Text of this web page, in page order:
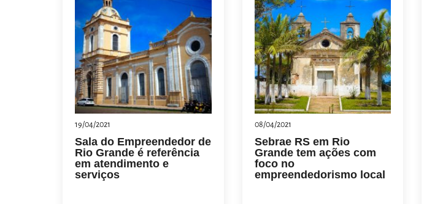
19/04/2021
Sala do Empreendedor de
Rio Grande é referência
em atendimento e
serviços
08/04/2021
Sebrae RS em Rio
Grande tem ações com
foco no
empreendedorismo local